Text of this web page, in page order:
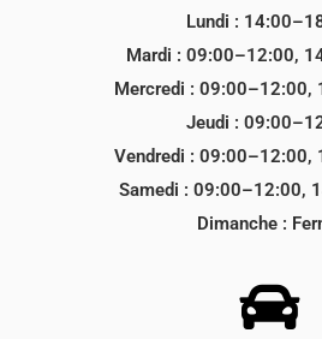
Lundi :
Mardi : 09:00–12:00,
Mercredi : 09:00–12:00,
Jeudi :
Vendredi : 09:00–12:00,
Samedi : 09:00–12:00,
Dimanche :